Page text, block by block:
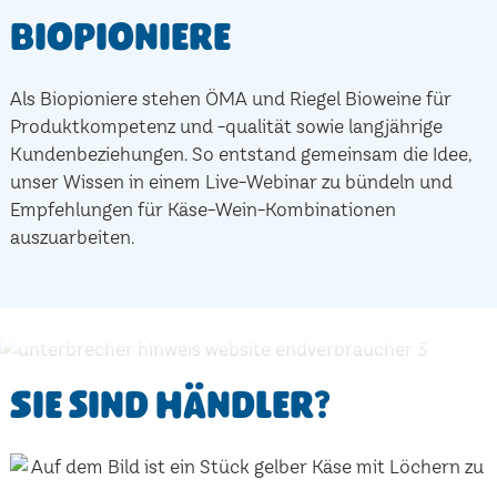
Biopioniere
Als Biopioniere stehen ÖMA und Riegel Bioweine für
Produktkompetenz und -qualität sowie langjährige
Kundenbeziehungen. So entstand gemeinsam die Idee,
unser Wissen in einem Live-Webinar zu bündeln und
Empfehlungen für Käse-Wein-Kombinationen
auszuarbeiten.
Sie sind Händler?